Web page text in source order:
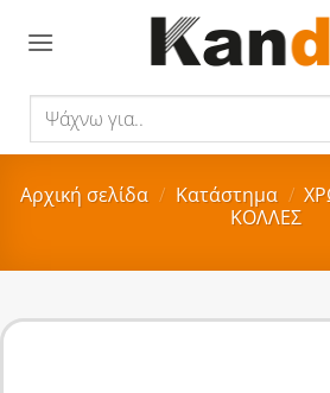
για..
Αρχική σελίδα / Κατάστημα /
ΚΟΛΛΕΣ